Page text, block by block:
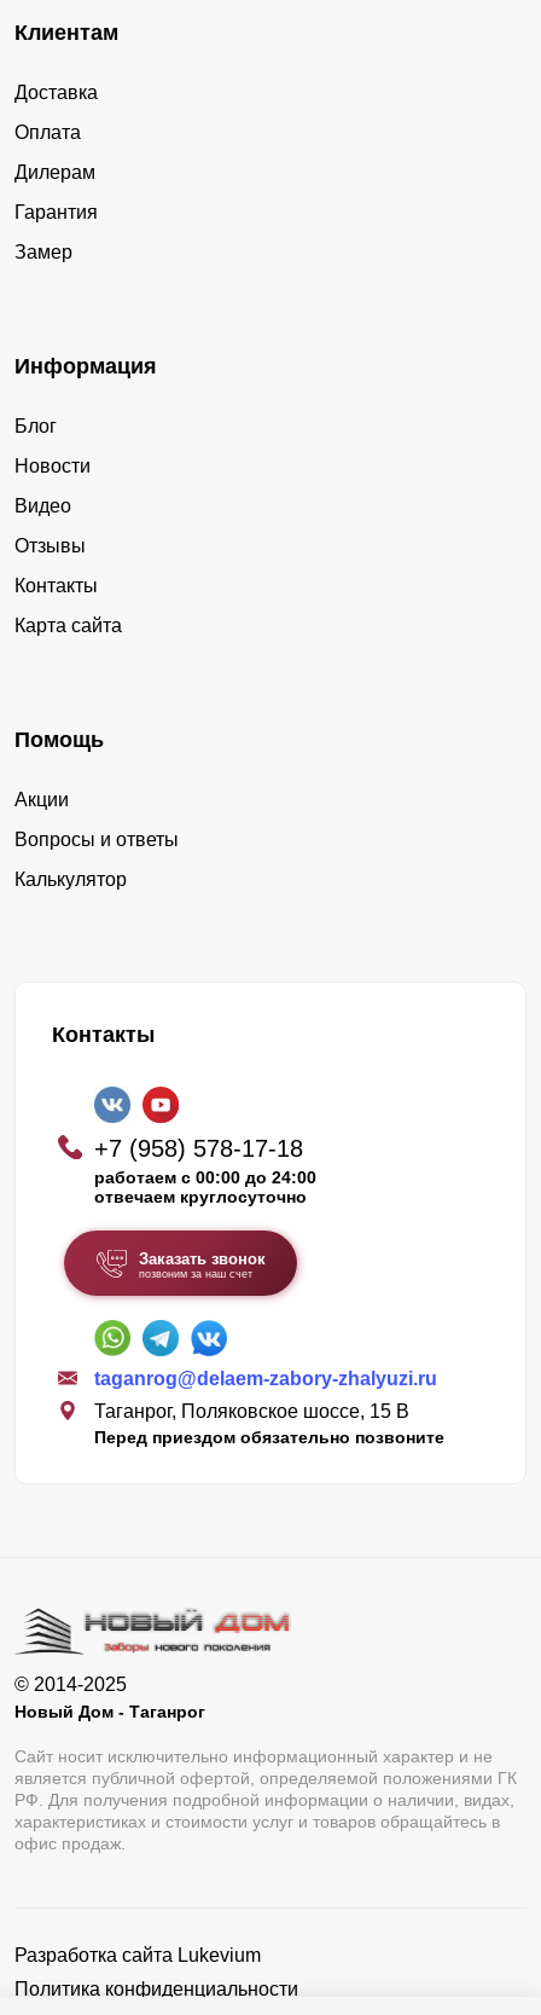
Клиентам
Доставка
Оплата
Дилерам
Гарантия
Замер
Информация
Блог
Новости
Видео
Отзывы
Контакты
Карта сайта
Помощь
Акции
Вопросы и ответы
Калькулятор
Контакты
+7 (958) 578-17-18
работаем с 00:00 до 24:00
отвечаем круглосуточно
Заказать звонок
позвоним за наш счет
taganrog@delaem-zabory-zhalyuzi.ru
Таганрог, Поляковское шоссе, 15 В
Перед приездом обязательно позвоните
© 2014-2025
Новый Дом - Таганрог
Сайт носит исключительно информационный характер и не
является публичной офертой, определяемой положениями ГК
РФ. Для получения подробной информации о наличии, видах,
характеристиках и стоимости услуг и товаров обращайтесь в
офис продаж.
Разработка сайта Lukevium
Политика конфиденциальности